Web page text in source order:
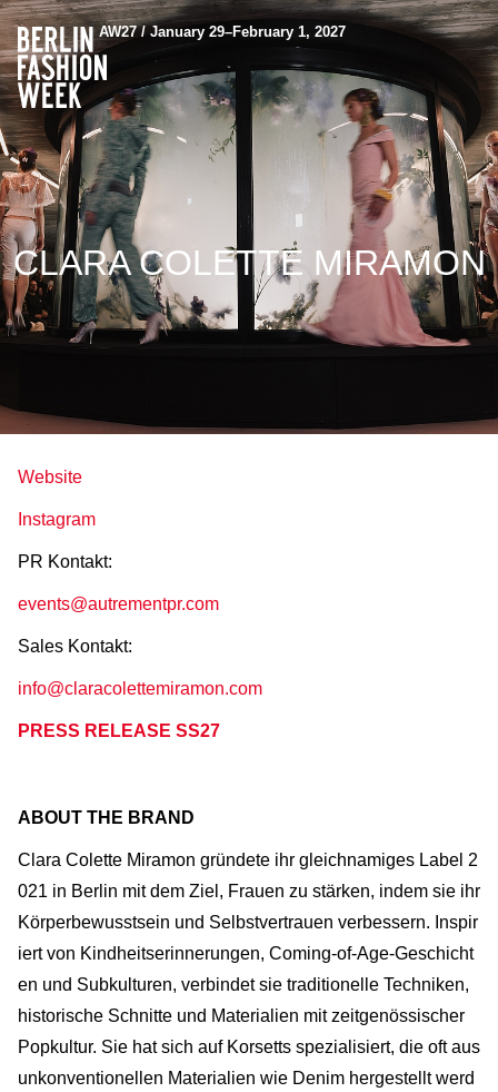
AW27 / January 29–February 1, 2027
CLARA COLETTE MIRAMON
Website
Instagram
PR Kontakt:
events@autrementpr.com
Sales Kontakt:
info@claracolettemiramon.com
PRESS RELEASE SS27
ABOUT THE BRAND
Clara Colette Miramon gründete ihr gleichnamiges Label 2
021 in Berlin mit dem Ziel, Frauen zu stärken, indem sie ihr
Körperbewusstsein und Selbstvertrauen verbessern. Inspir
iert von Kindheitserinnerungen, Coming-of-Age-Geschicht
en und Subkulturen, verbindet sie traditionelle Techniken,
historische Schnitte und Materialien mit zeitgenössischer
Popkultur. Sie hat sich auf Korsetts spezialisiert, die oft aus
unkonventionellen Materialien wie Denim hergestellt werd